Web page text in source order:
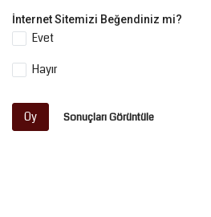
İnternet Sitemizi Beğendiniz mi?
Evet
Hayır
Oy Sonuçları Görüntüle